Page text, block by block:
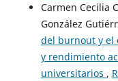
Carmen Cecilia
González
del burnout y el
y rendimiento
universitarios ,